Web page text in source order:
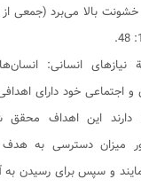
خشونت بالا می‌برد (جمعی از
نیازهای انسانی:
و اجتماعی خود دارای
این اهداف محقق
میزان دسترسی به هدف
و سپس برای رسیدن به